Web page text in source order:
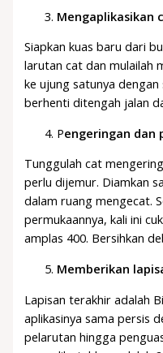
Mengaplikasikan
Siapkan kuas baru dari
larutan cat dan mulailah
ke ujung satunya
berhenti ditengah jalan
Pengeringan dan
Tunggulah cat
perlu dijemur. Diamkan
dalam ruang mengecat.
permukaannya, kali ini
amplas 400. Bersihkan
Memberikan
Lapisan terakhir adalah
aplikasinya sama persis
pelarutan hingga